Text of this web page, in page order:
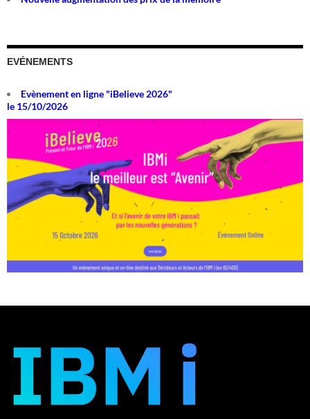
EVÉNEMENTS
Evènement en ligne "iBelieve 2026"
le 15/10/2026